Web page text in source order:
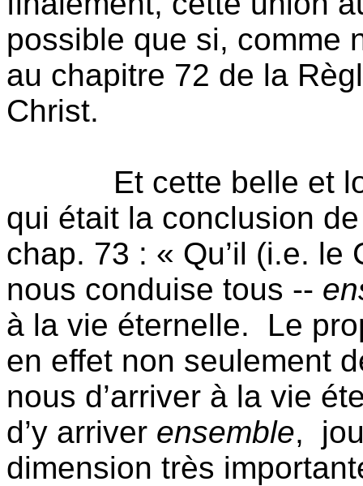
possible que si, comme
au chapitre 72 de la
Christ.
Et cette belle et
qui était la conclusion
chap. 73 : « Qu’il (i.e.
nous conduise tous --
à la vie éternelle.
Le
en effet non seulement
nous d’arriver à la vie
d’y arriver ensemble,
dimension très